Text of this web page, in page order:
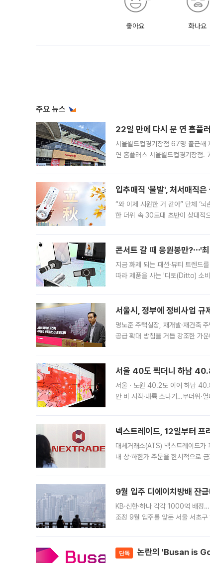
좋아요 화나요
주요 뉴스
22일 만에 다시 문 연 홈플
서울월드컵경기장점 67명 출근해
연 홈플러스 서울월드컵경기장점.
입추매직 '불발', 처서매직
“와 이제 시원한 거 같아” 단체 ‘
한 더위 속 30도대 초반이 상대적
콘서트 갈 때 응원봉만?⋯'
지금 화제 되는 패션·뷰티 트렌드
따라 제품을 사는 '디토(Ditto) 소
서울시, 정부에 정비사업
명노준 주택실장, 재개발·재건축
공급 확대 방침을 거듭 강조한 가
서울 40도 찍더니 하남
서울ㆍ노원 40.2도 이어 하남
안 비 시작·내륙 소나기…무더위·
넥스트레이드, 12일부터 프
대체거래소(ATS) 넥스트레이드가
내 상·하한가 주문을 한시적으로
9월 입주 디에이치방배 잔
KB·신한·하나 각각 1000억 배정
조정 9월 입주를 앞둔 서울 서초구
단독 논란의 'Busan is